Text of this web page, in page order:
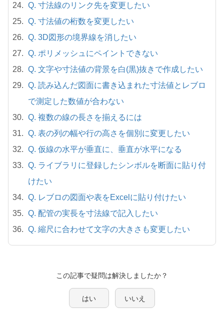
Q. 寸法線のリンク先を変更したい
Q. 寸法値の桁数を変更したい
Q. 3D図形の境界線を消したい
Q. ポリメッシュにペイントできない
Q. 文字や寸法値の背景を白(黒)抜きで作成したい
Q. 読み込んだ図面に書き込まれた寸法値とレブロ
で測定した数値が合わない
Q. 複数の線の長さを揃えるには
Q. 表の列の幅や行の高さを個別に変更したい
Q. 仮線の水平が垂直に、垂直が水平になる
Q. ライブラリに登録したシンボルを断面に貼り付
けたい
Q. レブロの図面や表をExcelに貼り付けたい
Q. 配管の実長を寸法線で記入したい
Q. 縮尺に合わせて文字の大きさも変更したい
この記事で疑問は解決しましたか？
はい いいえ